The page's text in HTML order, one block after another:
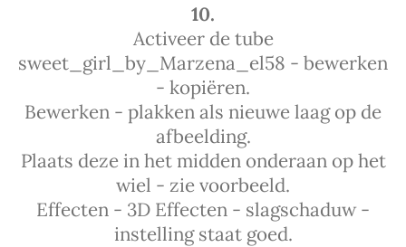
10.
Activeer de tube
sweet_girl_by_Marzena_el58 - bewerken
- kopiëren.
Bewerken - plakken als nieuwe laag op de
afbeelding.
Plaats deze in het midden onderaan op het
wiel - zie voorbeeld.
Effecten - 3D Effecten - slagschaduw -
instelling staat goed.